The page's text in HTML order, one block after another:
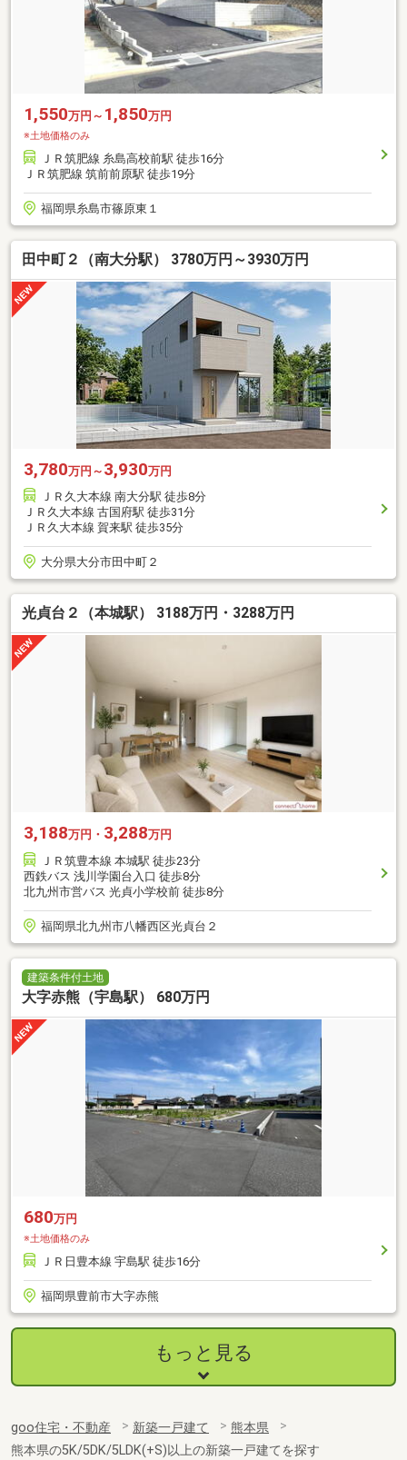
1,550万円～ 1,850万円
※土地価格のみ
ＪＲ筑肥線 糸島高校前駅 徒歩16分
ＪＲ筑肥線 筑前前原駅 徒歩19分
福岡県糸島市篠原東１
田中町２（南大分駅） 3780万円～3930万円
3,780万円～ 3,930万円
ＪＲ久大本線 南大分駅 徒歩8分
ＪＲ久大本線 古国府駅 徒歩31分
ＪＲ久大本線 賀来駅 徒歩35分
大分県大分市田中町２
光貞台２（本城駅） 3188万円・3288万円
3,188万円・ 3,288万円
ＪＲ筑豊本線 本城駅 徒歩23分
西鉄バス 浅川学園台入口 徒歩8分
北九州市営バス 光貞小学校前 徒歩8分
福岡県北九州市八幡西区光貞台２
建築条件付土地
大字赤熊（宇島駅） 680万円
680万円
※土地価格のみ
ＪＲ日豊本線 宇島駅 徒歩16分
福岡県豊前市大字赤熊
もっと見る
goo住宅・不動産 新築一戸建て
熊本県
熊本県の5K/5DK/5LDK(+S)以上の新築一戸建てを探す